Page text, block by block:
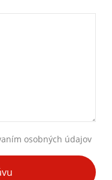
osobných údajov